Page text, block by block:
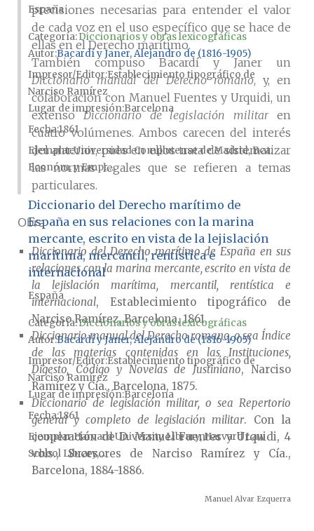
precisiones necesarias para entender el valor
de cada voz en el uso específico que se hace de
ellas en el Derecho marítimo.
También compuso Bacardí y Janer un
Diccionario manual del Derecho romano, y, en
colaboración con Manuel Fuentes y Urquidi, un
extensoDiccionario de legislación militaren
cuatro volúmenes. Ambos carecen del interés
del anterior, pues en ellos trata de sistematizar
las normas legales que se refieren a temas
particulares.
Obra
Diccionario del Derecho marítimo de España en sus
relaciones con la marina mercante, escrito en vista de
la lejislación marítima, mercantil, rentística e
internacional, Establecimiento tipográfico de
Narciso Ramírez, Barcelona, 1861.
Diccionario manual del Derecho romano, o sea Índice
de las materias contenidas en las Instituciones,
Digesto, Código y Novelas de Justiniano, Narciso
Ramírez y Cía., Barcelona, 1875.
Diccionario de legislación militar, o sea Repertorio
general y completo de legislación militar. Con la
cooperación de D. Manuel Fuentes y Urquidi, 4
vols., Sucesores de Narciso Ramírez y Cía.,
Barcelona, 1884-1886.
Manuel Alvar Ezquerra
España
Categoría:Diccionarios y obras lexicográficas
Autor Bacardí y Janer, Alejandro de (1816-1905)
Impresor/Editor Establecimiento tipográfico de
Narciso Ramírez
Lugar de impresiónBarcelona
Fecha1861
EjemplarUniversidad Complutense de Madrid, Bca.
Económ. y Empr....
Diccionario del Derecho marítimo de
España en sus relaciones con la marina
mercante, escrito en vista de la lejislación
marítima, mercantil, rentística e
internacional
España
Categoría:Diccionarios y obras lexicográficas
AutorBacardí y Janer, Alejandro de (1816-1905)
Impresor/Editor Establecimiento tipográfico de
Narciso Ramírez
Lugar de impresiónBarcelona
Fecha1861
EjemplarHarvard University Library, Harvard Law
School Library,...